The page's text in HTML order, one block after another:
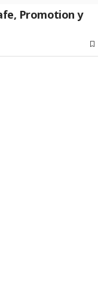
Promotion y